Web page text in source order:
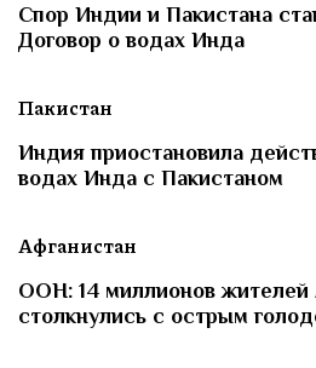
Спор Индии и Пакистана
Договор о водах Инда
Пакистан
Индия приостановила
водах Инда с Пакистаном
Афганистан
ООН: 14 миллионов жителей
столкнулись с острым